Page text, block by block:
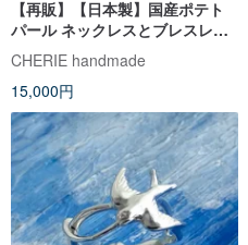
【再販】【日本製】国産ポテト
パール ネックレスとブレスレッ
ト2点セット 淡水パール 金属ア
レルギー対応 マグネット式 6月
誕生石 母の日ギフト
CHERIE handmade
15,000円